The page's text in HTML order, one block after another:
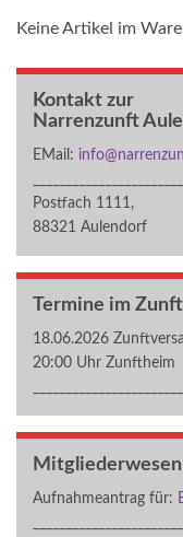
Keine Artikel im
Kontakt zur
Narrenzunft
EMail:
Postfach 1111,
88321 Aulendorf
Termine im
18.06.2026
20:00 Uhr Zunftheim
Mitgliederwesen
Aufnahmeantrag für: